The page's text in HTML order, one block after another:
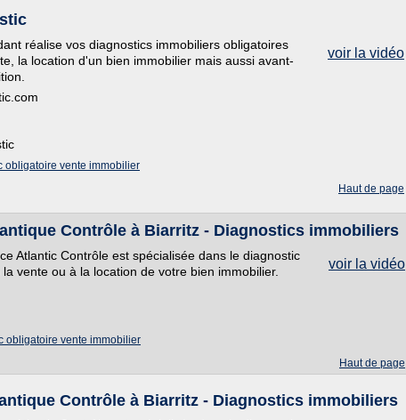
voir la vidéo
réalise vos diagnostics immobiliers obligatoires
la location d'un bien immobilier mais aussi avant-
obligatoire vente immobilier
Haut de page
Contrôle à Biarritz - Diagnostics immobiliers
voir la vidéo
Atlantic Contrôle est spécialisée dans le diagnostic
vente ou à la location de votre bien immobilier.
obligatoire vente immobilier
Haut de page
Contrôle à Biarritz - Diagnostics immobiliers